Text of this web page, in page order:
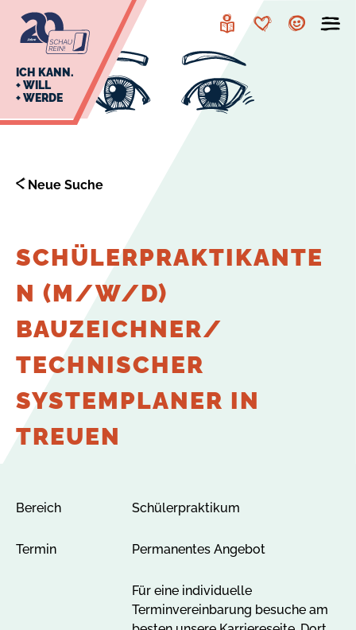
Navigation
Inhalt
Leichte
MerkzettelAccount
ICH KANN.
+ WILL
+ WERDE
Neue Suche
SCHÜLERPRAKTIKANTE
N (M/W/D)
BAUZEICHNER/
TECHNISCHER
SYSTEMPLANER IN
TREUEN
Bereich Schülerpraktikum
Termin Permanentes Angebot
Für eine individuelle
Terminvereinbarung besuche am